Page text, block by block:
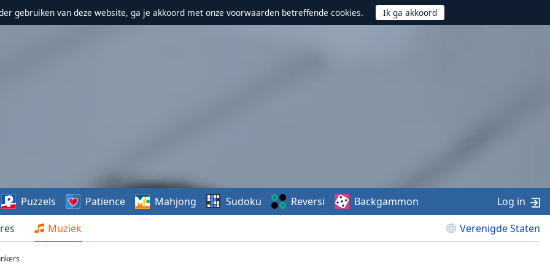
gebruiken van deze website, ga je akkoord met onze voorwaarden betreffende cookies.
Muziek Verenigde Staten
Puzzels Patience Mahjong Sudoku Reversi Backgammon Log in